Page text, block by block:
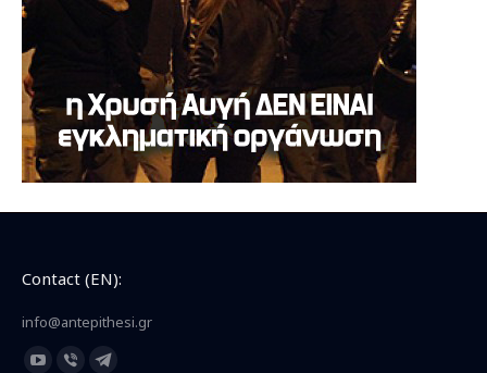
Contact (EN):
info@antepithesi.gr
Find us on: